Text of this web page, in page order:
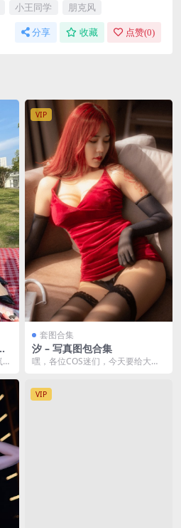
小王同学 朋克风
分享 收藏 点赞(0)
VIP
套图合集
汐 – 写真图包合集
嘿，各位COS迷们，今天要给大家
VIP